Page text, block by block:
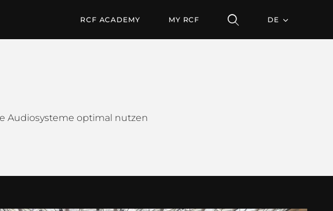
RCF ACADEMY MY RCF DE
Audiosysteme optimal nutzen